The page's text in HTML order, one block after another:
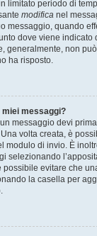
limitato periodo di
modifica nel
messaggio, quando
dove viene indicato
generalmente, non
ha risposto.
miei messaggi?
messaggio devi
volta creata, è
modulo di invio. È
selezionando
possibile evitare che
la casella per